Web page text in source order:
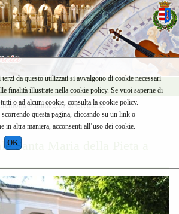
»Immagini di Cremona
Santa Maria della Pieta a
da questo utilizzati si avvalgono di cookie necessari
finalità illustrate nella cookie policy. Se vuoi saperne di
o ad alcuni cookie, consulta la cookie policy.
questa pagina, cliccando su un link o
in altra maniera, acconsenti all’uso dei cookie.
OK